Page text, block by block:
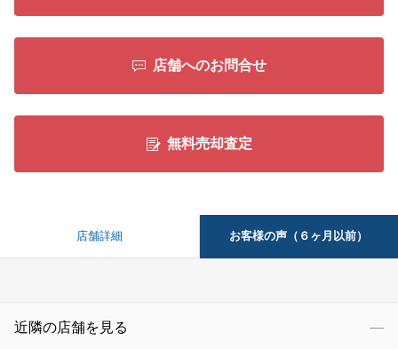
店舗へのお問合せ
無料売却査定
店舗詳細 お客様の声（６ヶ月以前）
近隣の店舗を見る